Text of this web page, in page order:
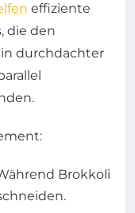
effiziente
die den
durchdachter
Brokkoli